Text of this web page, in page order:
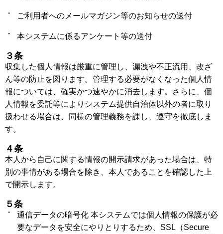
ご利用者へのメールマガジン等のお知らせの送付
本システムに係るアンケート等の送付
３条
収集した個人情報は厳重に管理し、漏洩や不正流用、改ざ
ん等の防止を図ります。管理する必要がなくなった個人情
報については、確実かつ速やかに消去します。さらに、個
人情報を委託等によりシステム提供自治体以外の者に取り
扱わせる場合は、同様の管理義務を課し、遵守を徹底しま
す。
４条
本人から自己に関する情報の開示請求があった場合は、特
別の事情がある場合を除き、本人であることを確認した上
で開示します。
５条
通信データの暗号化 本システムでは個人情報の保護が必
要なデータを安全にやりとりするため、SSL（Secure